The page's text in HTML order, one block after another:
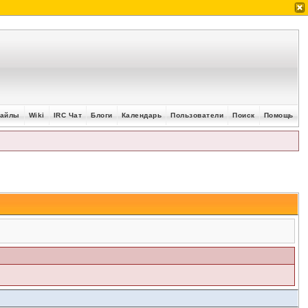
Помощь
Поиск
Пользователи
Календарь
Блоги
IRC Чат
Wiki